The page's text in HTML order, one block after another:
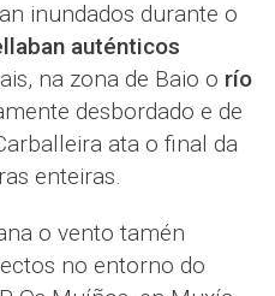
inundados durante o
auténticos
na zona de Baio o río
desbordado e de
ata o final da
enteiras.
o vento tamén
no entorno do